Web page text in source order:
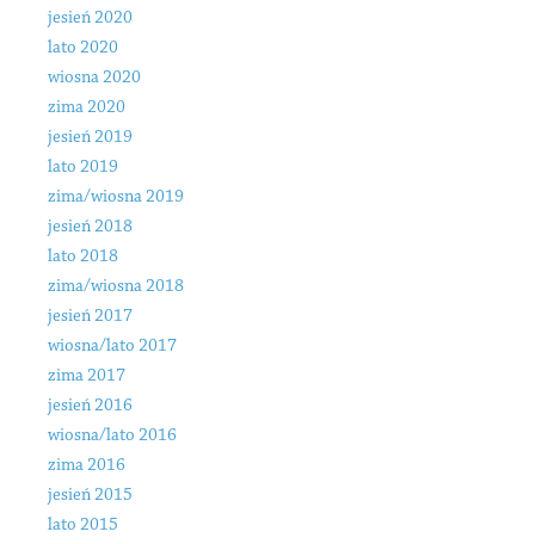
jesień 2020
lato 2020
wiosna 2020
zima 2020
jesień 2019
lato 2019
zima/wiosna 2019
jesień 2018
lato 2018
zima/wiosna 2018
jesień 2017
wiosna/lato 2017
zima 2017
jesień 2016
wiosna/lato 2016
zima 2016
jesień 2015
lato 2015